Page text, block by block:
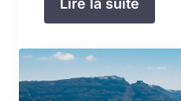
Lire la suite